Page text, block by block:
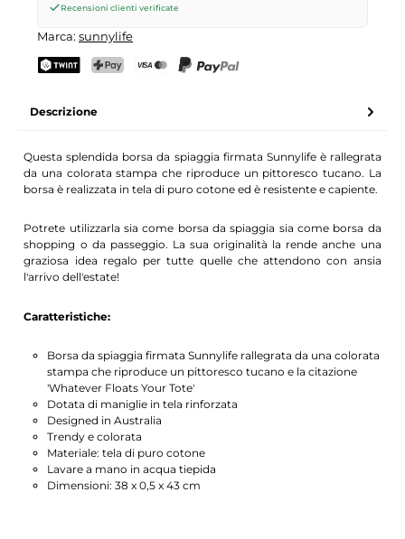
Recensioni clienti verificate
Marca: sunnylife
Descrizione
Questa splendida borsa da spiaggia firmata Sunnylife è rallegrata
da una colorata stampa che riproduce un pittoresco tucano. La
borsa è realizzata in tela di puro cotone ed è resistente e capiente.
Potrete utilizzarla sia come borsa da spiaggia sia come borsa da
shopping o da passeggio. La sua originalità la rende anche una
graziosa idea regalo per tutte quelle che attendono con ansia
l'arrivo dell'estate!
Caratteristiche:
Borsa da spiaggia firmata Sunnylife rallegrata da una colorata
stampa che riproduce un pittoresco tucano e la citazione
'Whatever Floats Your Tote'
Dotata di maniglie in tela rinforzata
Designed in Australia
Trendy e colorata
Materiale: tela di puro cotone
Lavare a mano in acqua tiepida
Dimensioni: 38 x 0,5 x 43 cm